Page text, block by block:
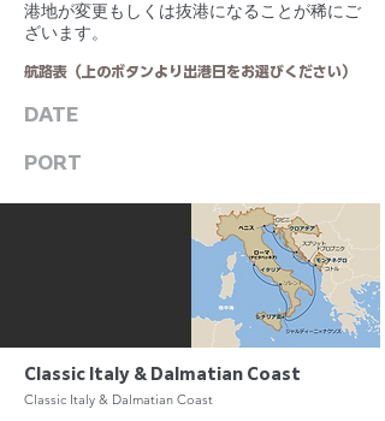
港地が変更もしくは抜港になることが稀にご
ざいます。
航路表（上のボタンより出港日をお選びください）
DATE
PORT
Classic Italy & Dalmatian Coast
Classic Italy & Dalmatian Coast